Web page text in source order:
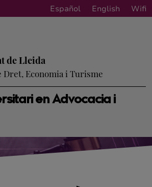
Español English Wifi
en Advocacia i
de Lleida
Dret, Economia i Turisme